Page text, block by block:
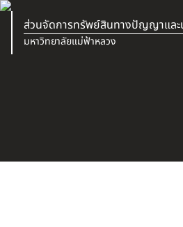
ส่วนจัดการทรัพย์สินทางปัญญาและ
มหาวิทยาลัยแม่ฟ้าหลวง